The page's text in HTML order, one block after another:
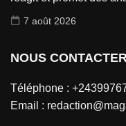
7 août 2026
NOUS
Téléphone :
Email :